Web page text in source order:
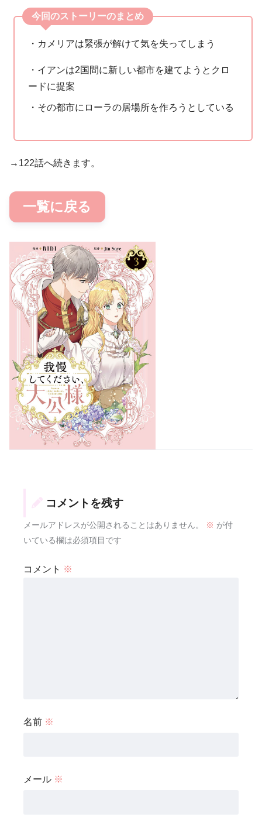
今回のストーリーのまとめ
・カメリアは緊張が解けて気を失ってしまう
・イアンは2国間に新しい都市を建てようとクロ
ードに提案
・その都市にローラの居場所を作ろうとしている
→122話へ続きます。
一覧に戻る
コメントを残す
メールアドレスが公開されることはありません。 ※ が付
いている欄は必須項目です
コメント ※
名前 ※
メール ※